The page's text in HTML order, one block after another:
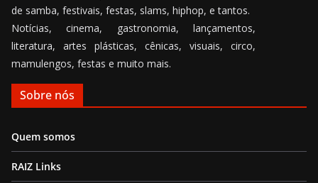
de samba, festivais, festas, slams, hiphop, e tantos.
Notícias, cinema, gastronomia, lançamentos,
literatura, artes plásticas, cênicas, visuais, circo,
mamulengos, festas e muito mais.
Sobre nós
Quem somos
RAIZ Links